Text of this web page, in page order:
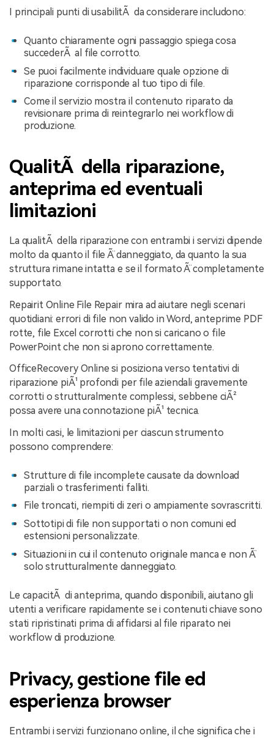
I principali punti di usabilitÃ da considerare includono:
Quanto chiaramente ogni passaggio spiega cosa
succederÃ al file corrotto.
Se puoi facilmente individuare quale opzione di
riparazione corrisponde al tuo tipo di file.
Come il servizio mostra il contenuto riparato da
revisionare prima di reintegrarlo nei workflow di
produzione.
QualitÃ della riparazione,
anteprima ed eventuali
limitazioni
La qualitÃ della riparazione con entrambi i servizi dipende
molto da quanto il file Ã¨ danneggiato, da quanto la sua
struttura rimane intatta e se il formato Ã¨ completamente
supportato.
Repairit Online File Repair mira ad aiutare negli scenari
quotidiani: errori di file non valido in Word, anteprime PDF
rotte, file Excel corrotti che non si caricano o file
PowerPoint che non si aprono correttamente.
OfficeRecovery Online si posiziona verso tentativi di
riparazione piÃ¹ profondi per file aziendali gravemente
corrotti o strutturalmente complessi, sebbene ciÃ²
possa avere una connotazione piÃ¹ tecnica.
In molti casi, le limitazioni per ciascun strumento
possono comprendere:
Strutture di file incomplete causate da download
parziali o trasferimenti falliti.
File troncati, riempiti di zeri o ampiamente sovrascritti.
Sottotipi di file non supportati o non comuni ed
estensioni personalizzate.
Situazioni in cui il contenuto originale manca e non Ã¨
solo strutturalmente danneggiato.
Le capacitÃ di anteprima, quando disponibili, aiutano gli
utenti a verificare rapidamente se i contenuti chiave sono
stati ripristinati prima di affidarsi al file riparato nei
workflow di produzione.
Privacy, gestione file ed
esperienza browser
Entrambi i servizi funzionano online, il che significa che i